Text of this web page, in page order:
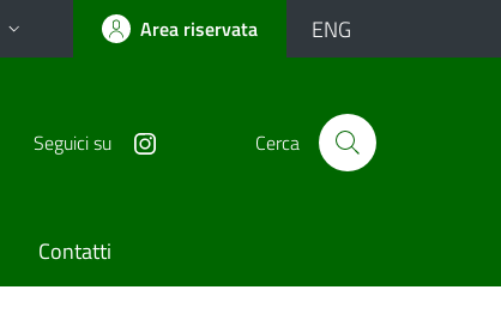
Area riservata ENG
Seguici su Cerca
Contatti